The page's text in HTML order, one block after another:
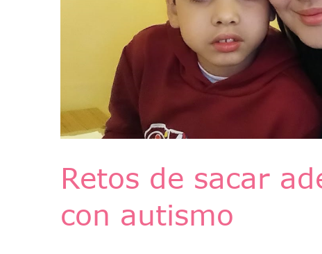
Retos de sacar
con autismo